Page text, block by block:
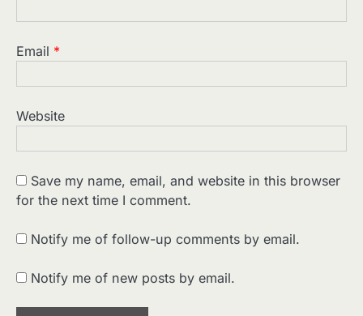
Email *
Website
Save my name, email, and website in this browser
for the next time I comment.
Notify me of follow-up comments by email.
Notify me of new posts by email.
2
Sonaley Jain
3
The Last Command (1928) Review